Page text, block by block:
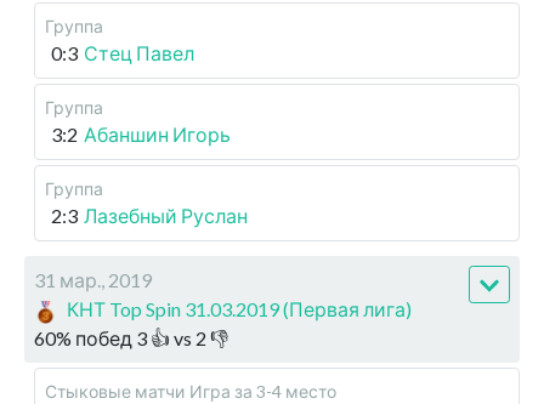
Группа
0:3 Стец Павел
Группа
3:2 Абаншин Игорь
Группа
2:3 Лазебный Руслан
31 мар., 2019
КНТ Top Spin 31.03.2019 (Первая лига)
60% побед 3 👍 vs 2 👎
Стыковые матчи Игра за 3-4 место